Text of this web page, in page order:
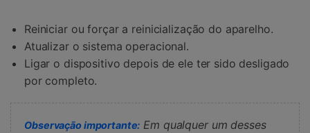
Reiniciar ou forçar a reinicialização do aparelho.
Atualizar o sistema operacional.
Ligar o dispositivo depois de ele ter sido desligado
por completo.
Observação importante: Em qualquer um desses